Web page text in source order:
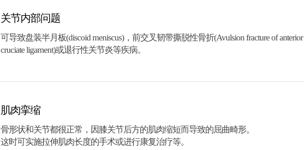
关节内部问题
可导致盘装半月板(discoid meniscus)，前交叉韧带撕脱性骨折(Avulsion fracture of anterior
cruciate ligament)或退行性关节炎等疾病。
肌肉挛缩
骨形状和关节都很正常，因膝关节后方的肌肉缩短而导致的屈曲畸形。
这时可实施拉伸肌肉长度的手术或进行康复治疗等。